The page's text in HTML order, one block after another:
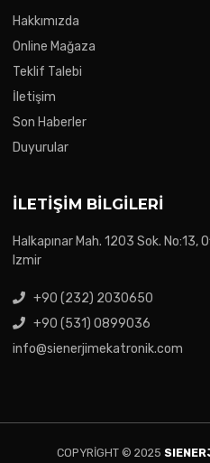
Hakkımızda
Online Mağaza
Teklif Talebi
İletişim
Son Haberler
Duyurular
İLETIŞIM BILGILERI
Halkapınar Mah. 1203 Sok. No:13,
Izmir
+90 (232) 2030650
+90 (531) 0899036
info@sienerjimekatronik.com
COPYRIGHT © 2025